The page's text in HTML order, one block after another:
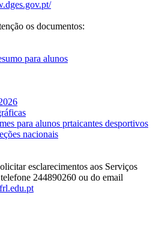
os documentos:
para alunos
para alunos prtaicantes desportivos
nacionais
esclarecimentos aos Serviços
244890260 ou do email